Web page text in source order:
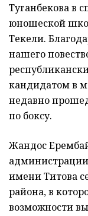
Туганбекова в
юношеской
Текели.
нашего
кандидатом в
недавно
по боксу.
Жандос
имени Титова
района, в
возможности